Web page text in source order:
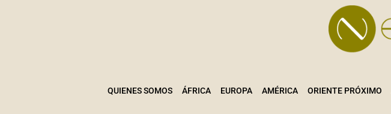
QUIENES SOMOS ÁFRICA EUROPA AMÉRICA ORIENTE PRÓXIMO